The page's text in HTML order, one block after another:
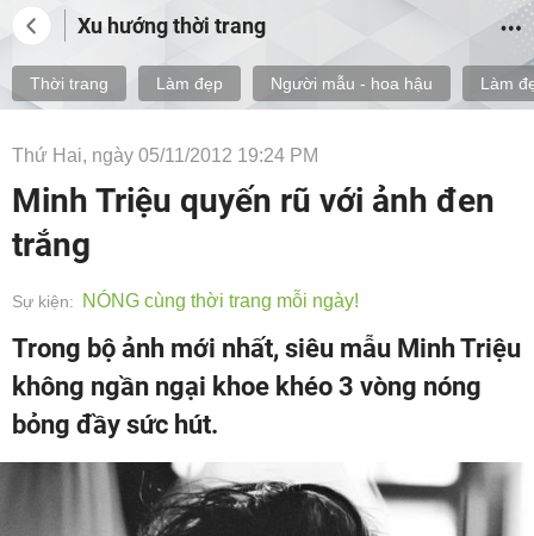
Xu hướng thời trang
Thời trang Làm đẹp Người mẫu - hoa hậu Làm
Thứ Hai, ngày 05/11/2012 19:24 PM
Minh Triệu quyến rũ với ảnh đen
trắng
Sự kiện: NÓNG cùng thời trang mỗi ngày!
Trong bộ ảnh mới nhất, siêu mẫu Minh Triệu
không ngần ngại khoe khéo 3 vòng nóng
bỏng đầy sức hút.